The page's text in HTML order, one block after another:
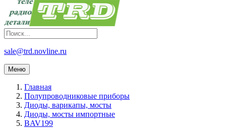
sale@trd.novline.ru
Меню
Главная
Полупроводниковые приборы
Диоды, варикапы, мосты
Диоды, мосты импортные
BAV199